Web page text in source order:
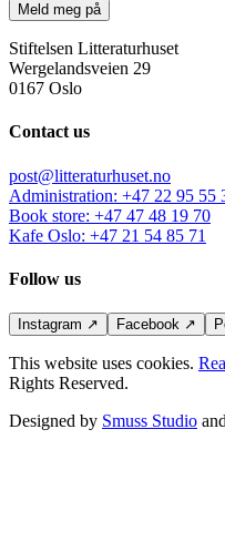
Meld meg på
Stiftelsen Litteraturhuset
Wergelandsveien 29
0167 Oslo
Contact us
post@litteraturhuset.no
Administration: +47 22 95 55
Book store: +47 47 48 19 70
Kafe Oslo: +47 21 54 85 71
Follow us
Instagram ↗ Facebook ↗
This website uses cookies.
Rights Reserved.
Designed by Smuss Studio